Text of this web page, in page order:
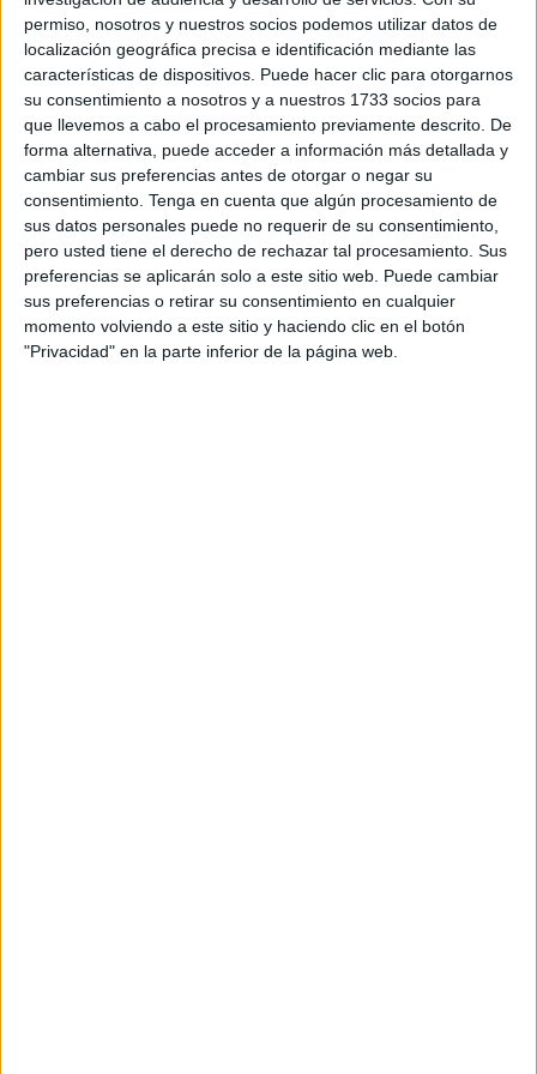
permiso, nosotros y nuestros socios podemos utilizar datos de
localización geográfica precisa e identificación mediante las
características de dispositivos. Puede hacer clic para otorgarnos
su consentimiento a nosotros y a nuestros 1733 socios para
que llevemos a cabo el procesamiento previamente descrito. De
forma alternativa, puede acceder a información más detallada y
cambiar sus preferencias antes de otorgar o negar su
consentimiento. Tenga en cuenta que algún procesamiento de
sus datos personales puede no requerir de su consentimiento,
pero usted tiene el derecho de rechazar tal procesamiento. Sus
preferencias se aplicarán solo a este sitio web. Puede cambiar
sus preferencias o retirar su consentimiento en cualquier
momento volviendo a este sitio y haciendo clic en el botón
"Privacidad" en la parte inferior de la página web.
Goirigolzarri se mostró muy satisfecho por la cordial y
calurosa acogida que había tanto por parte de las
autoridades locales en su visita al Palacio de la Asamblea,
donde fue recibido por el presidente Juan Vivas, como por
parte de responsables de Bankia en Ceuta y de distintas
personas de la ciudad con las que había tenido ocasión de
hablar. También expresó su sorpresa por la perfecta
convivencia entre culturas que se observa en nuestra
sociedad y señaló que era digna de servir de ejemplo.
Por otro lado, Goirigolzarri y Montero comentaron algunos
aspectos de la economía local. El máximo responsable de
Bankia expresó su deseo de que la entidad bancaria